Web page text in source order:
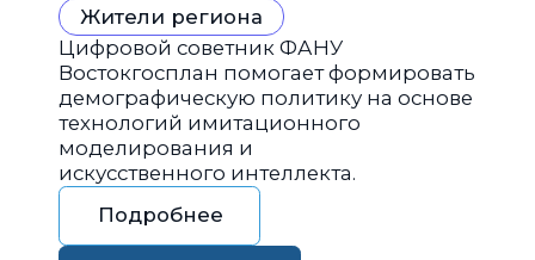
Жители региона
Цифровой советник ФАНУ
Востокгосплан помогает формировать
демографическую политику на основе
технологий имитационного
моделирования и
искусственного интеллекта.
Подробнее